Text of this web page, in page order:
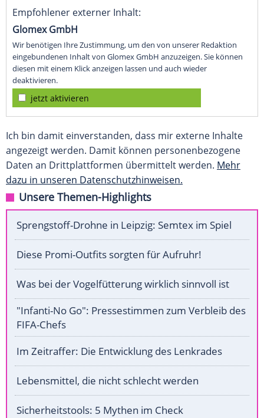
Empfohlener externer Inhalt:
Glomex GmbH
Wir benötigen Ihre Zustimmung, um den von unserer Redaktion
eingebundenen Inhalt von Glomex GmbH anzuzeigen. Sie können
diesen mit einem Klick anzeigen lassen und auch wieder
deaktivieren.
jetzt aktivieren
Ich bin damit einverstanden, dass mir externe Inhalte
angezeigt werden. Damit können personenbezogene
Daten an Drittplattformen übermittelt werden. Mehr
dazu in unseren Datenschutzhinweisen.
Unsere Themen-Highlights
Sprengstoff-Drohne in Leipzig: Semtex im Spiel
Diese Promi-Outfits sorgten für Aufruhr!
Was bei der Vogelfütterung wirklich sinnvoll ist
"Infanti-No Go": Pressestimmen zum Verbleib des
FIFA-Chefs
Im Zeitraffer: Die Entwicklung des Lenkrades
Lebensmittel, die nicht schlecht werden
Sicherheitstools: 5 Mythen im Check